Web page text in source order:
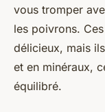
vous tromper
les poivrons.
délicieux, mais
et en minéraux,
équilibré.